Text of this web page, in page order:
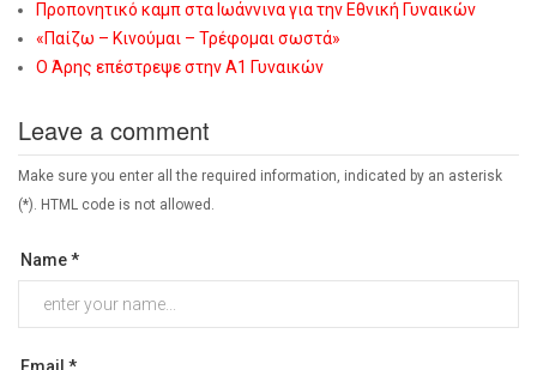
Προπονητικό καμπ στα Ιωάννινα για την Εθνική Γυναικών
«Παίζω – Κινούμαι – Τρέφομαι σωστά»
Ο Άρης επέστρεψε στην Α1 Γυναικών
Leave a comment
Make sure you enter all the required information, indicated by an asterisk
(*). HTML code is not allowed.
Name *
Email *